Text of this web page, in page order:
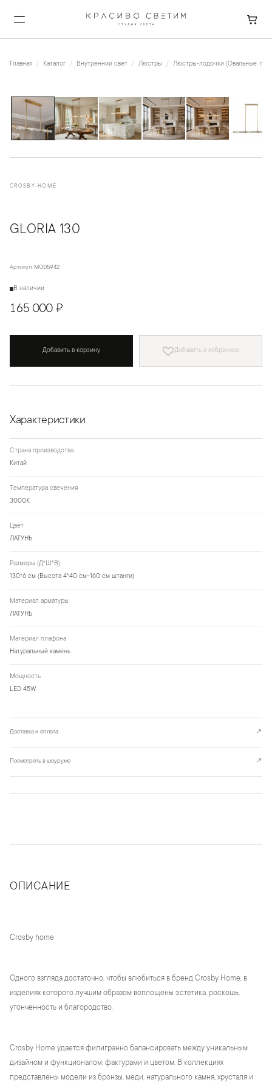
Главная Каталог Внутренний свет Люстры Люстры-лодочки (Овальные,
CROSBY-HOME
GLORIA 130
Артикул: MOD5942
В наличии
165 000 ₽
Добавить в корзину Добавить в избранное
Характеристики
Страна производства
Китай
Температура свечения
3000К
Цвет
ЛАТУНЬ
Размеры (Д*Ш*В)
130*6 см (Высота 4*40 см-160 см штанги)
Материал арматуры
ЛАТУНЬ
Материал плафона
Натуральный камень
Мощность
LED 45W
Доставка и оплата ↗
Посмотреть в шоуруме ↗
ОПИСАНИЕ
Crosby home
Одного взгляда достаточно, чтобы влюбиться в бренд Crosby Home, в
изделиях которого лучшим образом воплощены эстетика, роскошь,
утонченность и благородство.
Crosby Home удается филигранно балансировать между уникальным
дизайном и функционалом, фактурами и цветом. В коллекциях
представлены модели из бронзы, меди, натурального камня, хрусталя и